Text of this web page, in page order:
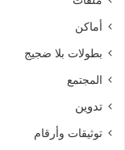
أماكن
بطولات بلا ضجيج
المجتمع
تدوين
توثيقات وأرقام